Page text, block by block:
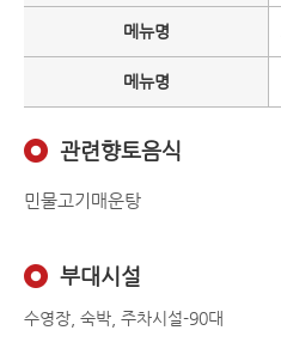
메뉴명
메뉴명
관련향토음식
민물고기매운탕
부대시설
수영장, 숙박, 주차시설-90대